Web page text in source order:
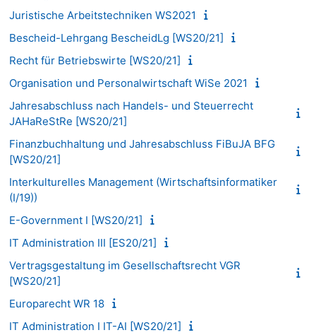
Juristische Arbeitstechniken WS2021
Bescheid-Lehrgang BescheidLg [WS20/21]
Recht für Betriebswirte [WS20/21]
Organisation und Personalwirtschaft WiSe 2021
Jahresabschluss nach Handels- und Steuerrecht
JAHaReStRe [WS20/21]
Finanzbuchhaltung und Jahresabschluss FiBuJA BFG
[WS20/21]
Interkulturelles Management (Wirtschaftsinformatiker
(I/19))
E-Government I [WS20/21]
IT Administration III [ES20/21]
Vertragsgestaltung im Gesellschaftsrecht VGR
[WS20/21]
Europarecht WR 18
IT Administration I IT-AI [WS20/21]